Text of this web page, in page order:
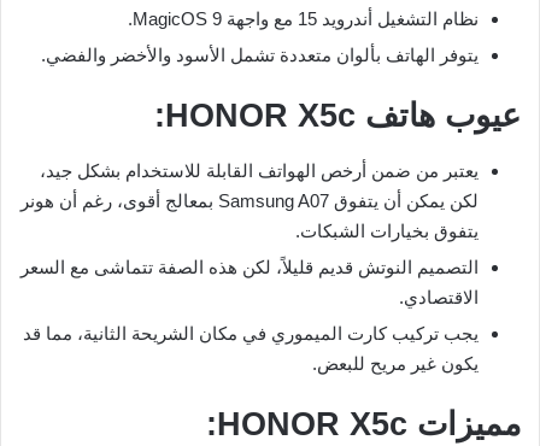
نظام التشغيل أندرويد 15 مع واجهة MagicOS 9.
يتوفر الهاتف بألوان متعددة تشمل الأسود والأخضر والفضي.
عيوب هاتف HONOR X5c:
يعتبر من ضمن أرخص الهواتف القابلة للاستخدام بشكل جيد،
لكن يمكن أن يتفوق Samsung A07 بمعالج أقوى، رغم أن هونر
يتفوق بخيارات الشبكات.
التصميم النوتش قديم قليلاً، لكن هذه الصفة تتماشى مع السعر
الاقتصادي.
يجب تركيب كارت الميموري في مكان الشريحة الثانية، مما قد
يكون غير مريح للبعض.
مميزات HONOR X5c: